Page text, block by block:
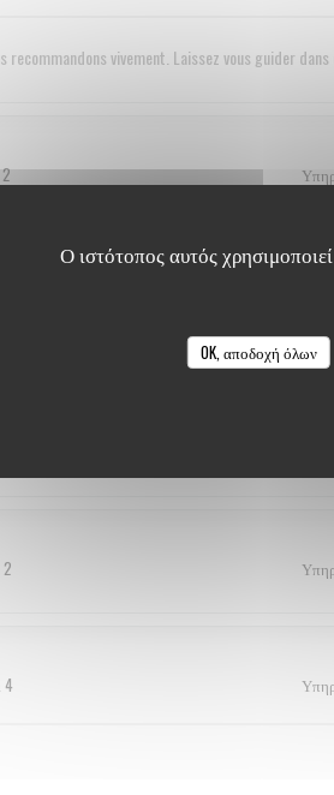
Ο ιστότοπος αυτός
OK, αποδοχή όλων
recommandons vivement. Laissez vous guider
service est très discret et très agréable.
service irréprochable et de très bons accords
4